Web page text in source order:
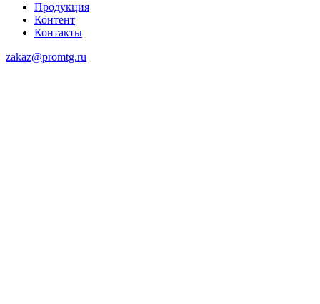
Продукция
Контент
Контакты
zakaz@promtg.ru